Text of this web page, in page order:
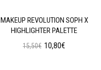
MAKEUP REVOLUTION SOPH X
HIGHLIGHTER PALETTE
15,50€ 10,80€